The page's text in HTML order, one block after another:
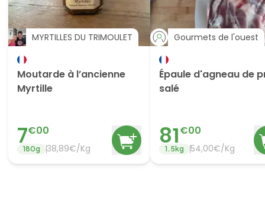
MYRTILLES DU TRIMOULET
Moutarde à l’ancienne
Myrtille
7€00
180g 38,89€/Kg
Gourmets de l'ouest
Épaule d'agneau de
salé
81€00
1.5kg 54,00€/Kg